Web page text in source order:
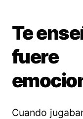
Te
fuere
Cuando